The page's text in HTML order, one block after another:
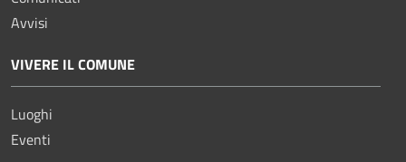
Avvisi
VIVERE IL COMUNE
Luoghi
Eventi